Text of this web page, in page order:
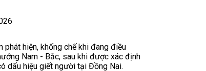
phát hiện, khống chế khi đang điều
Nam - Bắc, sau khi được xác định
dấu hiệu giết người tại Đồng Nai.